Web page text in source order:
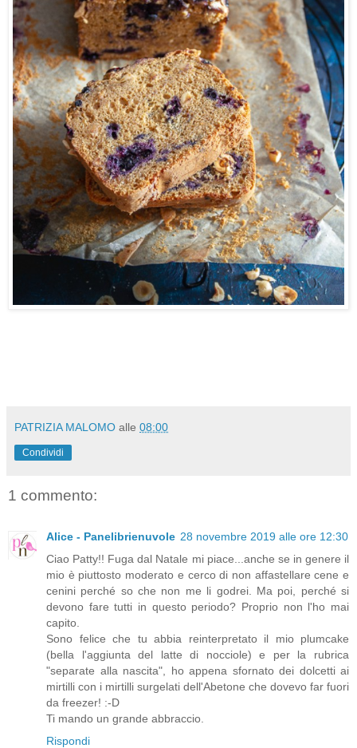
PATRIZIA MALOMO alle 08:00
Condividi
1 commento:
Alice - Panelibrienuvole 28 novembre 2019 alle ore 12:30
Ciao Patty!! Fuga dal Natale mi piace...anche se in genere il
mio è piuttosto moderato e cerco di non affastellare cene e
cenini perché so che non me li godrei. Ma poi, perché si
devono fare tutti in questo periodo? Proprio non l'ho mai
capito.
Sono felice che tu abbia reinterpretato il mio plumcake
(bella l'aggiunta del latte di nocciole) e per la rubrica
"separate alla nascita", ho appena sfornato dei dolcetti ai
mirtilli con i mirtilli surgelati dell'Abetone che dovevo far fuori
da freezer! :-D
Ti mando un grande abbraccio.
Rispondi